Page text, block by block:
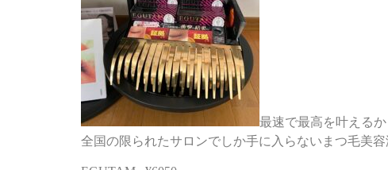
最速で最高を叶える
全国の限られたサロンでしか手に入らないまつ毛美容